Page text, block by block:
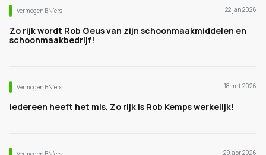
Vermogen BN’ers 22 jan 2026
Zo rijk wordt Rob Geus van zijn schoonmaakmiddelen en
schoonmaakbedrijf!
Vermogen BN’ers 18 mrt 2026
Iedereen heeft het mis. Zo rijk is Rob Kemps werkelijk!
29 apr 2026